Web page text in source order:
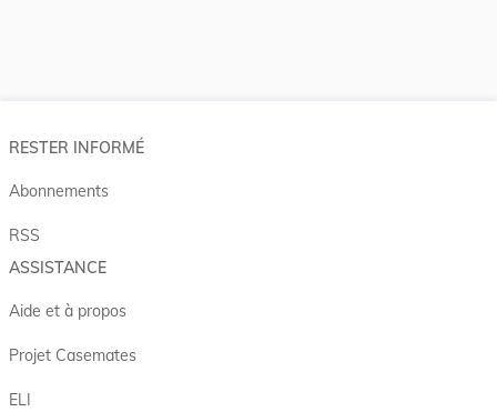
RESTER INFORMÉ
Abonnements
RSS
ASSISTANCE
Aide et à propos
Projet Casemates
ELI